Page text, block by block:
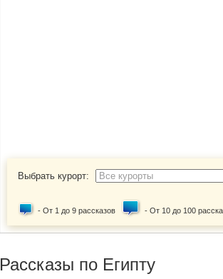
Выбрать курорт:
- От 1 до 9 рассказов - От 10 до 100
Рассказы по Египту